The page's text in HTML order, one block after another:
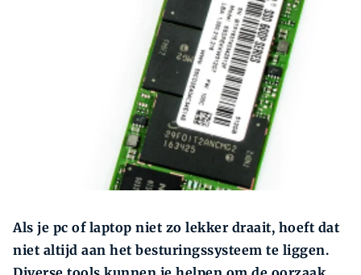
Als je pc of laptop niet zo lekker draait, hoeft dat
niet altijd aan het besturingssysteem te liggen.